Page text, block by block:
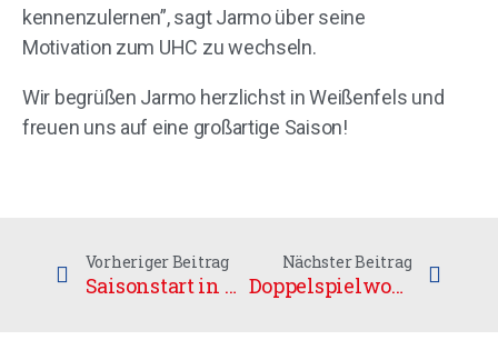
kennenzulernen”, sagt Jarmo über seine
Motivation zum UHC zu wechseln.
Wir begrüßen Jarmo herzlichst in Weißenfels und
freuen uns auf eine großartige Saison!
Vorheriger Beitrag
Saisonstart in Dresden
Nächster Beitrag
Doppelspielwochenende